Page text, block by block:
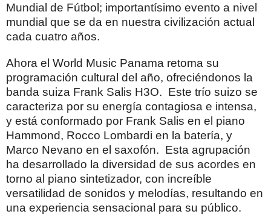
Mundial de Fútbol; importantísimo evento a nivel
mundial que se da en nuestra civilización actual
cada cuatro años.
Ahora el World Music Panama retoma su
programación cultural del año, ofreciéndonos la
banda suiza Frank Salis H3O. Este trío suizo se
caracteriza por su energía contagiosa e intensa,
y está conformado por Frank Salis en el piano
Hammond, Rocco Lombardi en la batería, y
Marco Nevano en el saxofón. Esta agrupación
ha desarrollado la diversidad de sus acordes en
torno al piano sintetizador, con increíble
versatilidad de sonidos y melodías, resultando en
una experiencia sensacional para su público.